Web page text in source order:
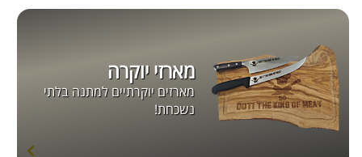
מארזי יוקרה
מארזים יוקרתיים למתנה בלתי
נשכחת!